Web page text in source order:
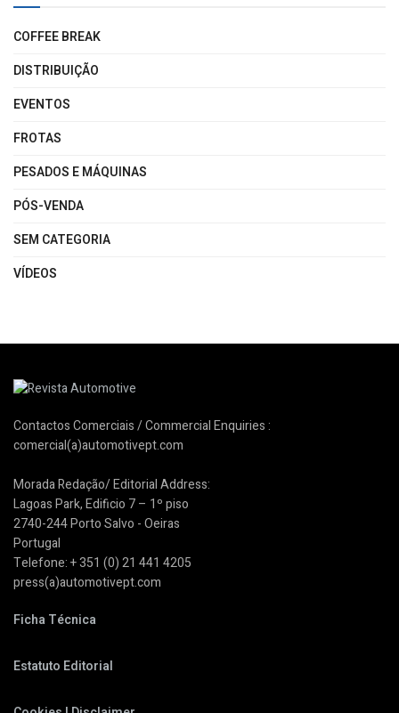
COFFEE BREAK
DISTRIBUIÇÃO
EVENTOS
FROTAS
PESADOS E MÁQUINAS
PÓS-VENDA
SEM CATEGORIA
VÍDEOS
Contactos Comerciais / Commercial Enquiries :
comercial(a)automotivept.com
Morada Redação/ Editorial Address:
Lagoas Park, Edificio 7 – 1º piso
2740-244 Porto Salvo - Oeiras
Portugal
Telefone: + 351 (0) 21 441 4205
press(a)automotivept.com
Ficha Técnica
Estatuto Editorial